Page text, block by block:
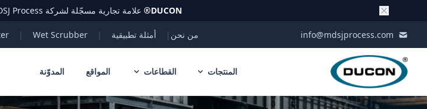
DUCON
® علامة تجارية مسجّلة لشركة MDSJ Process — نفس الشركة.
info@mdsjprocess.com من نحن | أمثلة تطبيقية |
Wet Scrubber
|
المنتجات القطاعات المواقع المدوّنة